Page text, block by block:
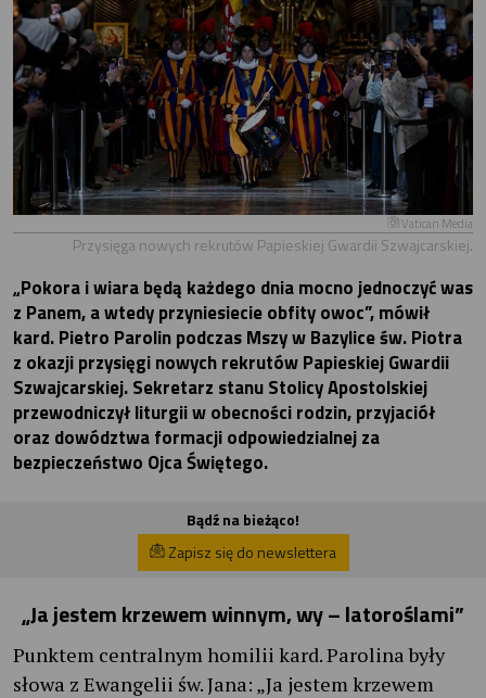
Vatican Media
Przysięga nowych rekrutów Papieskiej Gwardii Szwajcarskiej.
„Pokora i wiara będą każdego dnia mocno jednoczyć was
z Panem, a wtedy przyniesiecie obfity owoc”, mówił
kard. Pietro Parolin podczas Mszy w Bazylice św. Piotra
z okazji przysięgi nowych rekrutów Papieskiej Gwardii
Szwajcarskiej. Sekretarz stanu Stolicy Apostolskiej
przewodniczył liturgii w obecności rodzin, przyjaciół
oraz dowództwa formacji odpowiedzialnej za
bezpieczeństwo Ojca Świętego.
Bądź na bieżąco!
Zapisz się do newslettera
„Ja jestem krzewem winnym, wy – latoroślami”
Punktem centralnym homilii kard. Parolina były
słowa z Ewangelii św. Jana: „Ja jestem krzewem